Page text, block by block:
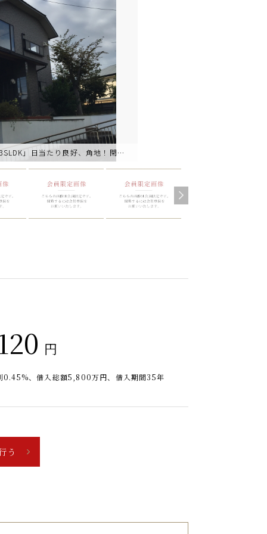
延床面積約60坪の居室空間！和室完備の「3SLDK」日当たり良好、角地！閑静な住宅街、南向き。
円
0.45%、借入総額5,800万円、借入期間35年